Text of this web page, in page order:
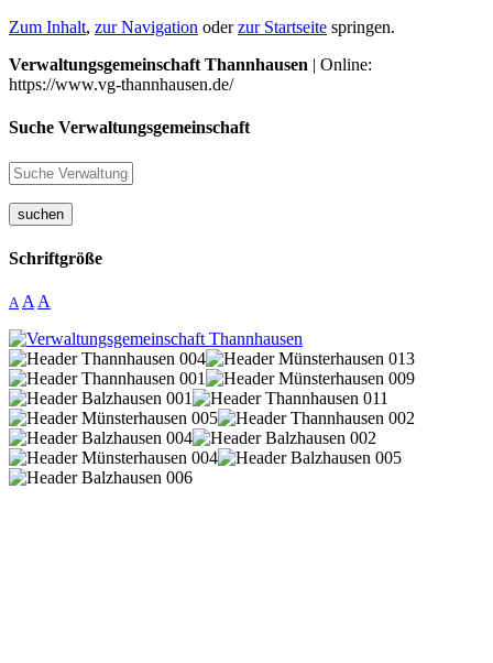
Zum Inhalt, zur Navigation oderzur Startseite springen.
Verwaltungsgemeinschaft Thannhausen | Online:
https://www.vg-thannhausen.de/
Suche Verwaltungsgemeinschaft
suchen
Schriftgröße
A A A